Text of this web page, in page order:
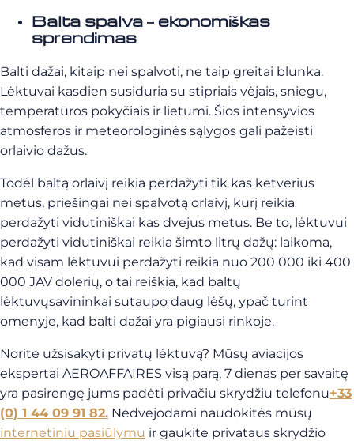
Balta spalva – ekonomiškas
sprendimas
Balti dažai, kitaip nei spalvoti, ne taip greitai blunka.
Lėktuvai kasdien susiduria su stipriais vėjais, sniegu,
temperatūros pokyčiais ir lietumi. Šios intensyvios
atmosferos ir meteorologinės sąlygos gali pažeisti
orlaivio dažus.
Todėl baltą orlaivį reikia perdažyti tik kas ketverius
metus, priešingai nei spalvotą orlaivį, kurį reikia
perdažyti vidutiniškai kas dvejus metus. Be to, lėktuvui
perdažyti vidutiniškai reikia šimto litrų dažų: laikoma,
kad visam lėktuvui perdažyti reikia nuo 200 000 iki 400
000 JAV dolerių, o tai reiškia, kad baltų
lėktuvųsavininkai sutaupo daug lėšų, ypač turint
omenyje, kad balti dažai yra pigiausi rinkoje.
Norite užsisakyti privatų lėktuvą? Mūsų aviacijos
ekspertai AEROAFFAIRES visą parą, 7 dienas per savaitę
yra pasirengę jums padėti privačiu skrydžiu telefonu+33
(0) 1 44 09 91 82. Nedvejodami naudokitės mūsų
internetiniu pasiūlymu ir gaukite privataus skrydžio